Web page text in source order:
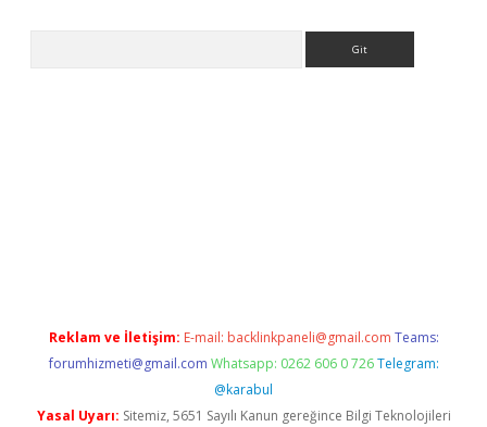
Reklam ve İletişim: E-mail: backlinkpaneli@gmail.com Teams:
forumhizmeti@gmail.com Whatsapp: 0262 606 0 726 Telegram:
@karabul
Yasal Uyarı: Sitemiz, 5651 Sayılı Kanun gereğince Bilgi Teknolojileri